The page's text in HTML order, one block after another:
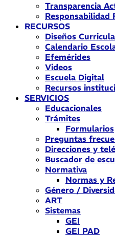
Transparencia
Responsabilidad
RECURSOS
Diseños
Calendario
Efemérides
Videos
Escuela Digital
Recursos
SERVICIOS
Educacionales
Trámites
Formularios
Preguntas
Direcciones y
Buscador de
Normativa
Normas y
Género /
ART
Sistemas
GEI
GEI PAD